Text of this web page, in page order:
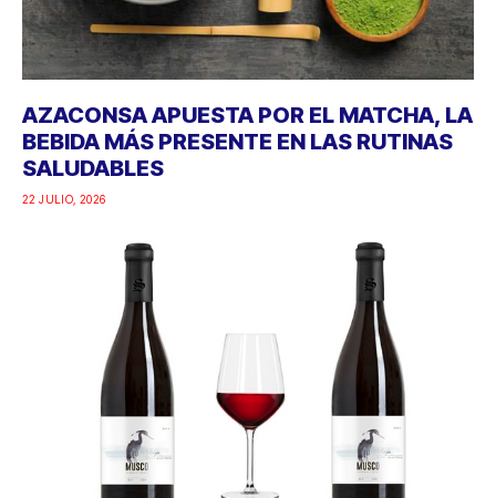
AZACONSA APUESTA POR EL MATCHA, LA
BEBIDA MÁS PRESENTE EN LAS RUTINAS
SALUDABLES
22 JULIO, 2026